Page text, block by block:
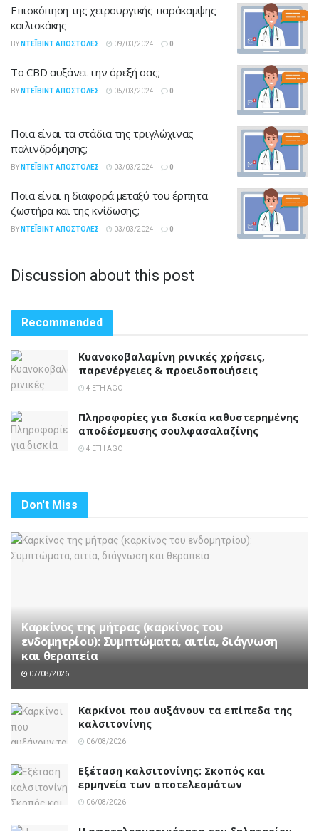
Επισκόπηση της χειρουργικής παράκαμψης
κοιλιοκάκης
BY ΝΤΈΙΒΙΝΤ ΑΠΟΣΤΌΛΕΣ 09/03/2024 0
Το CBD αυξάνει την όρεξή σας;
BY ΝΤΈΙΒΙΝΤ ΑΠΟΣΤΌΛΕΣ 05/03/2024 0
Ποια είναι τα στάδια της τριγλώχινας
παλινδρόμησης;
BY ΝΤΈΙΒΙΝΤ ΑΠΟΣΤΌΛΕΣ 03/03/2024 0
Ποια είναι η διαφορά μεταξύ του έρπητα
ζωστήρα και της κνίδωσης;
BY ΝΤΈΙΒΙΝΤ ΑΠΟΣΤΌΛΕΣ 03/03/2024 0
Discussion about this post
Recommended
Κυανοκοβαλαμίνη ρινικές χρήσεις,
παρενέργειες & προειδοποιήσεις
4 ΈΤΗ AGO
Πληροφορίες για δισκία καθυστερημένης
αποδέσμευσης σουλφασαλαζίνης
4 ΈΤΗ AGO
Don't Miss
Καρκίνος της μήτρας (καρκίνος του
ενδομητρίου): Συμπτώματα, αιτία, διάγνωση
και θεραπεία
07/08/2026
Καρκίνοι που αυξάνουν τα επίπεδα της
καλσιτονίνης
06/08/2026
Εξέταση καλσιτονίνης: Σκοπός και
ερμηνεία των αποτελεσμάτων
06/08/2026